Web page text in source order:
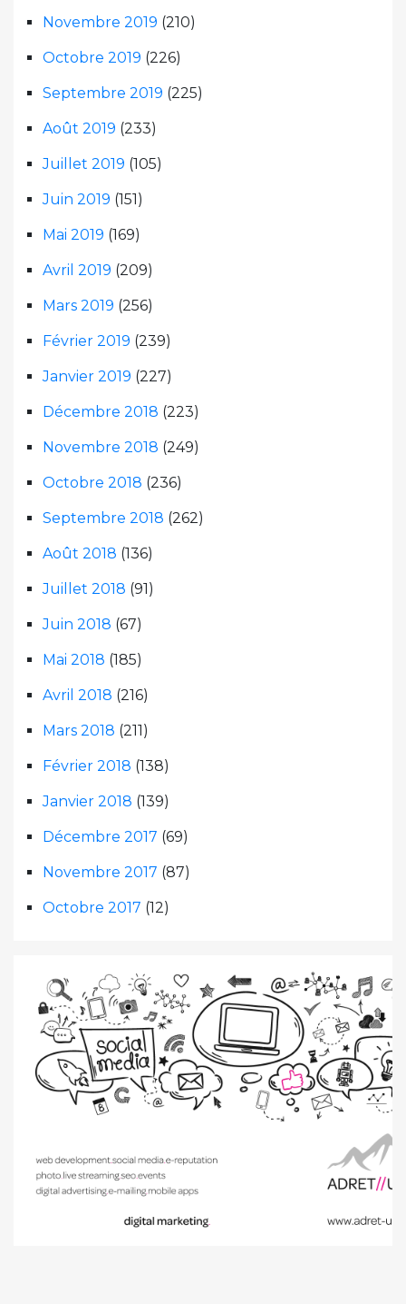
Novembre 2019 (210)
Octobre 2019 (226)
Septembre 2019 (225)
Août 2019 (233)
Juillet 2019 (105)
Juin 2019 (151)
Mai 2019 (169)
Avril 2019 (209)
Mars 2019 (256)
Février 2019 (239)
Janvier 2019 (227)
Décembre 2018 (223)
Novembre 2018 (249)
Octobre 2018 (236)
Septembre 2018 (262)
Août 2018 (136)
Juillet 2018 (91)
Juin 2018 (67)
Mai 2018 (185)
Avril 2018 (216)
Mars 2018 (211)
Février 2018 (138)
Janvier 2018 (139)
Décembre 2017 (69)
Novembre 2017 (87)
Octobre 2017 (12)